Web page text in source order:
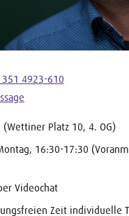
351 4923-610
(Wettiner Platz 10, 4. OG)
16:30-17:30
Videochat
Zeit individuelle